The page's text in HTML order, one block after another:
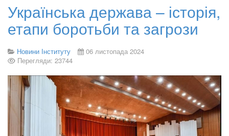
Українська держава – історія,
етапи боротьби та загрози
Новини Інституту
06 листопада 2024
Перегляди: 23744